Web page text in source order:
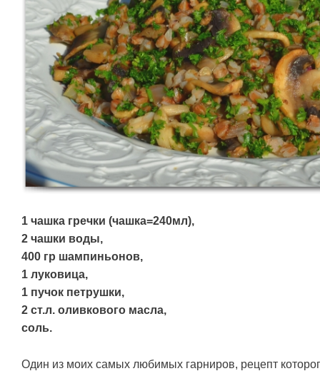
1 чашка гречки (чашка=240мл),
2 чашки воды,
400 гр шампиньонов,
1 луковица,
1 пучок петрушки,
2 ст.л. оливкового масла,
соль.
Один из моих самых любимых гарниров, рецепт